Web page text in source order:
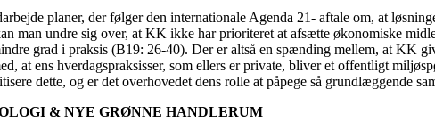
planer, der følger den internationale Agenda 21- aftale om, at
man undre sig over, at KK ikke har prioriteret at afsætte økonomiske
grad i praksis (B19: 26-40). Der er altså en spænding mellem, at KK
at ens hverdagspraksisser, som ellers er private, bliver et offentligt
dette, og er det overhovedet dens rolle at påpege så grundlæggende
& NYE GRØNNE HANDLERUM